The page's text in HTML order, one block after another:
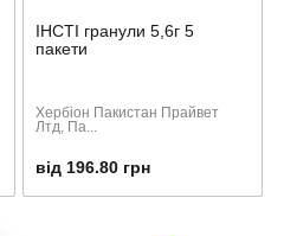
ІНСТІ гранули 5,6г 5
пакети
Хербіон Пакистан Прайвет
Лтд, Па...
від 196.80 грн